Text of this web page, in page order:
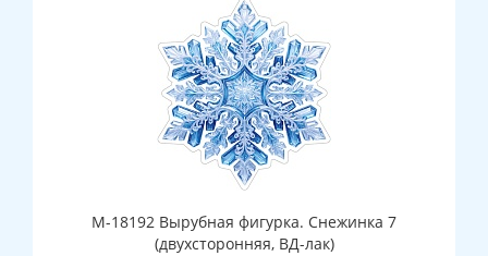
М-18192 Вырубная фигурка. Снежинка 7
(двухсторонняя, ВД-лак)